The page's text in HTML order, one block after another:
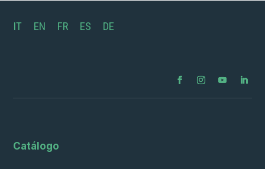
IT EN FR ES DE
Catálogo